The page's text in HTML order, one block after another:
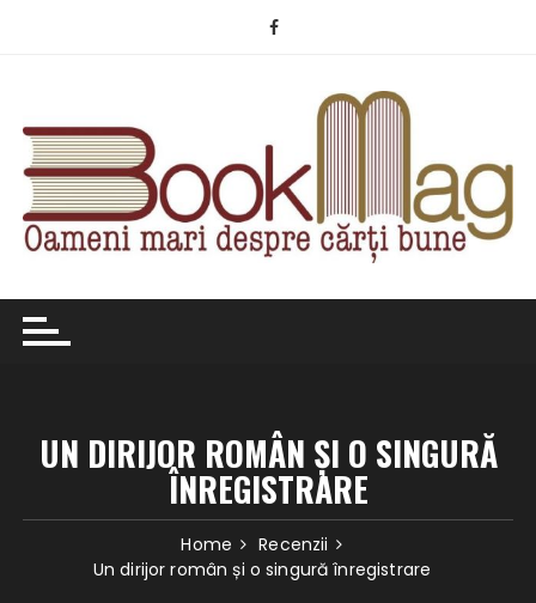
UN DIRIJOR ROMÂN ȘI O SINGURĂ
ÎNREGISTRARE
Home
Recenzii
Un dirijor român și o singură înregistrare